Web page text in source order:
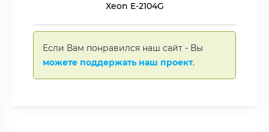
Xeon E-2104G
Если Вам понравился наш сайт - Вы
можете поддержать наш проект.